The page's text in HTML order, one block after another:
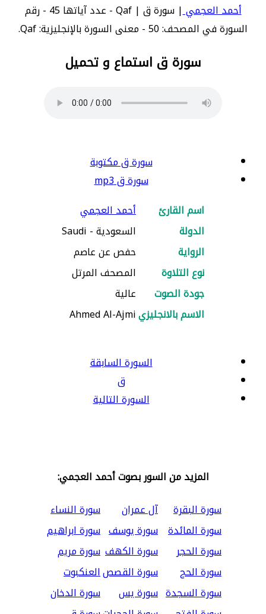
أحمد العجمي
| سورة ق | Qaf - عدد آياتها 45 - رقم
السورة في المصحف: 50 - معنى السورة بالإنجليزية: Qaf.
سورة ق استماع و تحميل
سورة ق مكتوبة
سورة ق mp3
اسم القارئ
أحمد العجمي
الدولة
السعودية - Saudi
الرواية
حفص عن عاصم
نوع التلاوة
المصحف المرتل
جودة الصوت
عالية
الاسم بالانجليزيAhmed Al-Ajmi
السورة السابقة
ق
السورة التالية
المزيد من السور بصوت أحمد العجمي:
سورة البقرة
آل عمران
سورة النساء
سورة المائدة سورة يوسف سورة ابراهيم
سورة الحجر
سورة الكهف سورة مريم
سورة الحج
سورة القصصالعنكبوت
سورة السجدة سورة يس
سورة الدخان